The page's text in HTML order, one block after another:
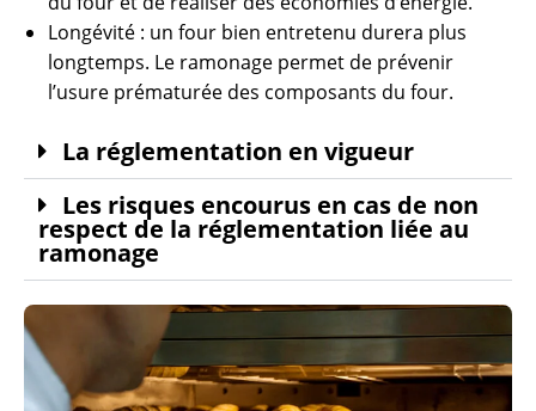
Longévité : un four bien entretenu durera plus
longtemps. Le ramonage permet de prévenir
l’usure prématurée des composants du four.
La réglementation en vigueur
Les risques encourus en cas de non
respect de la réglementation liée au
ramonage